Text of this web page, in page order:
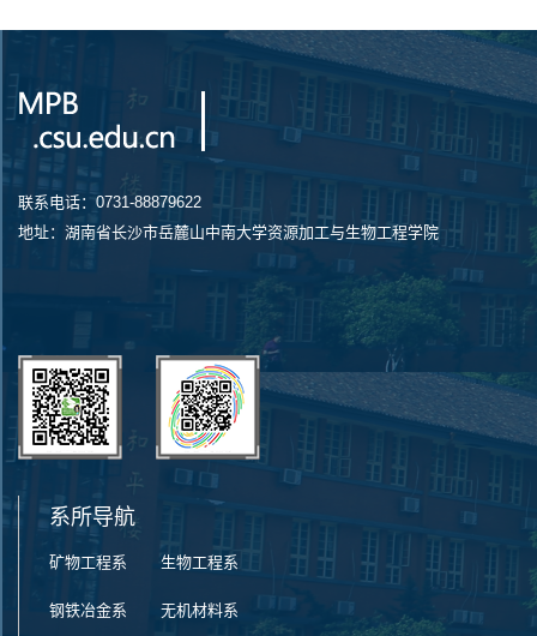
联系电话：0731-88879622
地址：湖南省长沙市岳麓山中南大学资源加工与生物工程学院
系所导航
矿物工程系 生物工程系
钢铁冶金系 无机材料系